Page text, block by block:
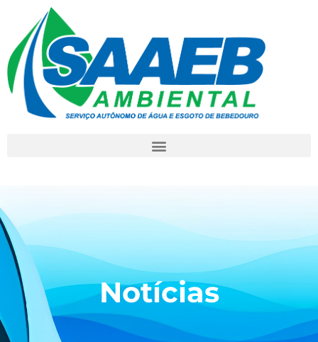
Notícias